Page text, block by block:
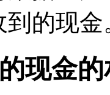
到的现金
现金